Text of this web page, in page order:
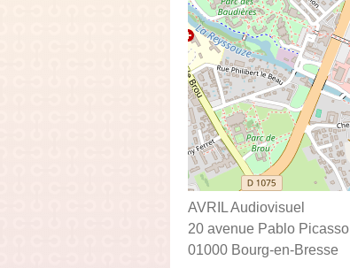
AVRIL Audiovisuel
20 avenue Pablo Picasso
01000 Bourg-en-Bresse